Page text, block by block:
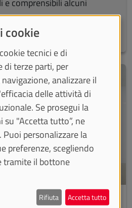
di Ateneo
cookie
tecnici e di
di terze parti, per
analizzare il
delle attività di
Se prosegui la
su "Accetta tutto”, ne
personalizzare la
preferenze, scegliendo
tramite il bottone
Rifiuta Accetta tutto